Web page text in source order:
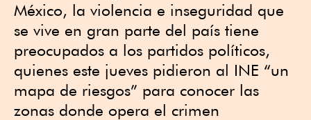
México, la violencia e inseguridad que
se vive en gran parte del país tiene
preocupados a los partidos políticos,
quienes este jueves pidieron al INE “un
mapa de riesgos” para conocer las
zonas donde opera el crimen